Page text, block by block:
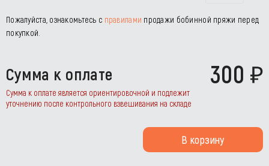
Пожалуйста, ознакомьтесь с правилами продажи бобинной пряжи перед
покупкой.
Сумма к оплате 300
Сумма к оплате является ориентировочной и подлежит
уточнению после контрольного взвешивания на складе
В корзину